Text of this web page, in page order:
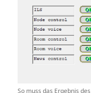
So muss das Ergebnis